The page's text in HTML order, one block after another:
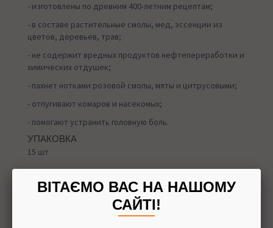
- изготовлены по древним 400-летним рецептам;
- в составе растительные смолы, мед, эссенции из
цветов, деревьев, трав;
- не содержит вредных продуктов нефтепереработки и
химических отдушек;
- пахнет нотками розовой смолы, мяты и цитрусовыми;
- отпугивают комаров и насекомых;
- помогают устранить головную боль.
УПАКОВКА
15 шт
Назад вБлаговония
ВІТАЄМО ВАС НА НАШОМУ
САЙТІ!